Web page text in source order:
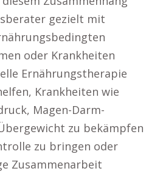
gezielt mit
oder Krankheiten
Ernährungstherapie
Krankheiten wie
Magen-Darm-
zu bekämpfen
zu bringen oder
Zusammenarbeit